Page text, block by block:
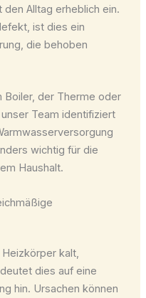
Alltag erheblich ein.
ist dies ein
die behoben
Boiler, der Therme oder
Team identifiziert
wichtig für die
Haushalt.
kalt,
dies auf eine
hin. Ursachen können